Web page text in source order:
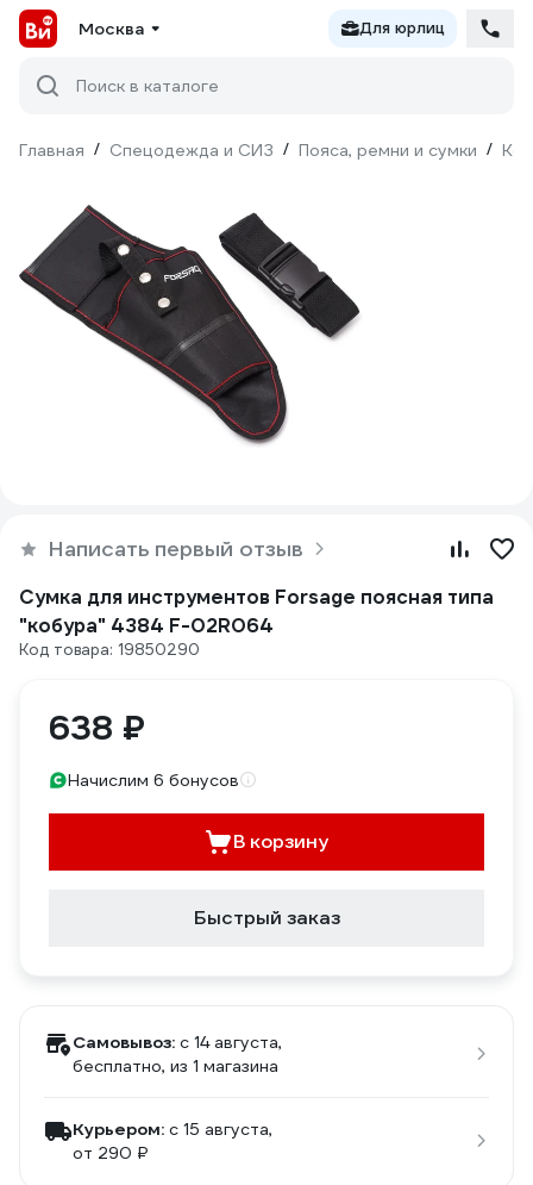
Москва Для юрлиц
Поиск в каталоге
Главная / Спецодежда и СИЗ / Пояса, ремни и сумки /
Написать первый отзыв
Сумка для инструментов Forsage поясная типа
"кобура" 4384 F-02R064
Код товара: 19850290
638 ₽
Начислим 6 бонусов
В корзину
Быстрый заказ
Самовывоз: c 14 августа,
бесплатно, из 1 магазина
Курьером: c 15 августа,
от 290 ₽